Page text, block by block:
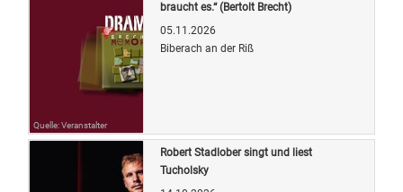
Quelle: Veranstalter
braucht es.“ (Bertolt Brecht)
05.11.2026
Biberach an der Riß
Robert Stadlober singt und liest
Tucholsky